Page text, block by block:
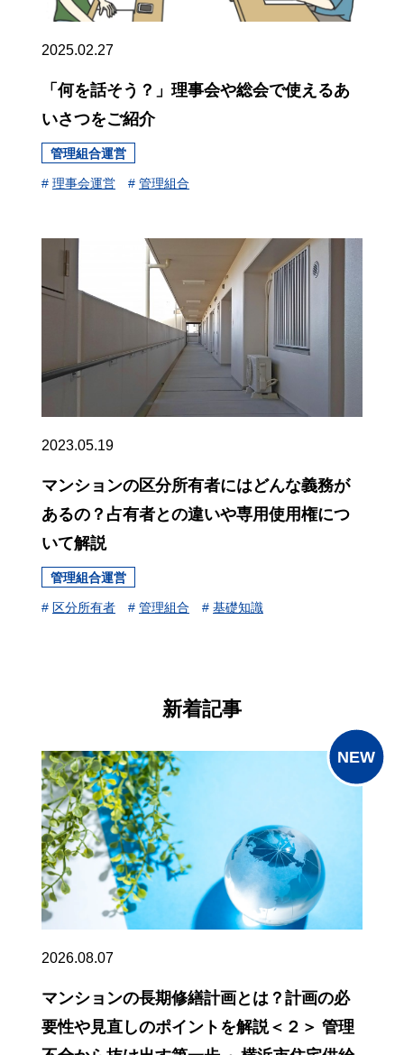
2025.02.27
「何を話そう？」理事会や総会で使えるあ
いさつをご紹介
管理組合運営
# 理事会運営 # 管理組合
2023.05.19
マンションの区分所有者にはどんな義務が
あるの？占有者との違いや専用使用権につ
いて解説
管理組合運営
# 区分所有者 # 管理組合 # 基礎知識
新着記事
2026.08.07
マンションの長期修繕計画とは？計画の必
要性や見直しのポイントを解説＜２＞ 管理